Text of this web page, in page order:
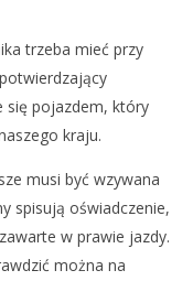
trzeba mieć przy
się pojazdem, który
kraju.
musi być wzywana
spisują oświadczenie,
w prawie jazdy.
można na